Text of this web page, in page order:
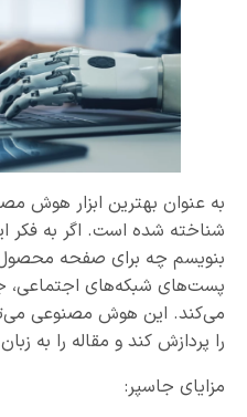
به عنوان بهترین ابزار هوش
شناخته شده است. اگر به فکر
بنویسم چه برای صفحه
پست‌های شبکه‌های اجتماعی،
را پردازش کند و مقاله را به
مزایای جاسپر: